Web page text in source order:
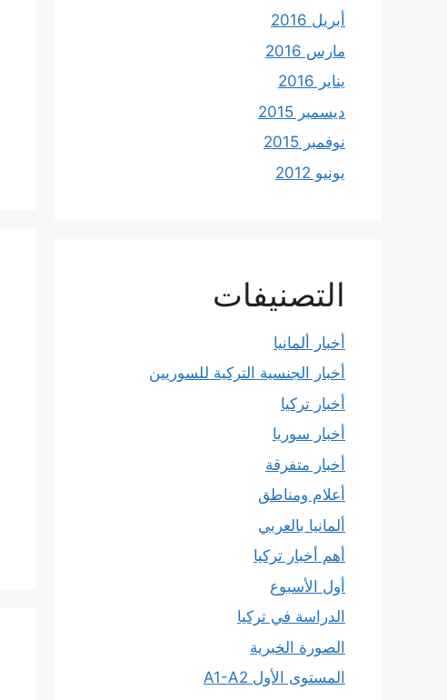
أبريل 2016
مارس 2016
يناير 2016
ديسمبر 2015
نوفمبر 2015
يونيو 2012
التصنيفات
أخبار ألمانيا
أخبار الجنسية التركية للسوريين
أخبار تركيا
أخبار سوريا
أخبار متفرقة
أعلام ومناطق
ألمانيا بالعربي
أهم أخبار تركيا
أول الأسبوع
الدراسة في تركيا
الصورة الخبرية
المستوى الأول A1-A2